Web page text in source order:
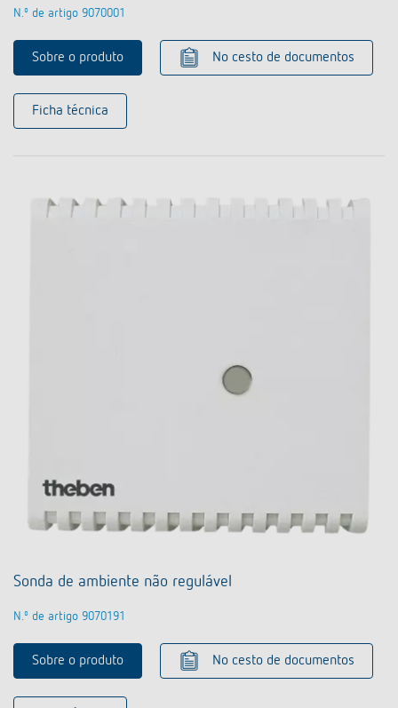
N.º de artigo 9070001
Sobre o produto No cesto de documentos
Ficha técnica
Sonda de ambiente não regulável
N.º de artigo 9070191
Sobre o produto No cesto de documentos